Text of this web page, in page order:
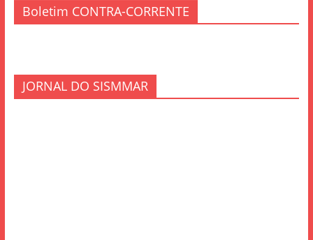
Boletim CONTRA-CORRENTE
JORNAL DO SISMMAR